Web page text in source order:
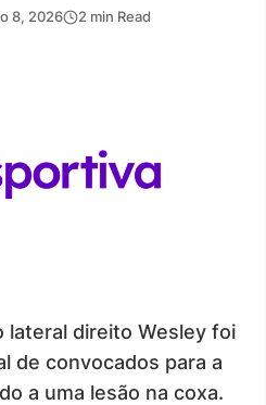
8, 2026 2 min Read
lateral direito Wesley foi
de convocados para a
a uma lesão na coxa.